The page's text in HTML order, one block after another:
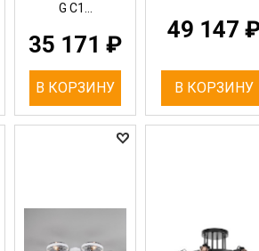
G C1...
35 171 ₽
В КОРЗИНУ
49 147
В КОРЗИНУ